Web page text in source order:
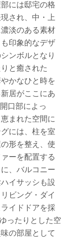
には邸宅の格
され、中・上
淡のある素材
印象的なデザ
ンボルとなり
と癒された
かなひと時を
居がここにあ
口部によっ
まれた空間に
には、柱を室
形を整え、使
ーを配置する
、バルコニー
イサッシも設
ビング・ダイ
イドドアを採
ったりとした空
の部屋として